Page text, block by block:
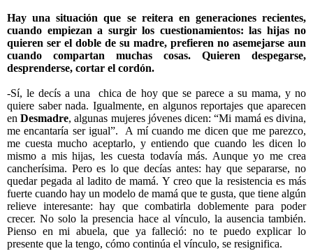
Hay una situación que se reitera en generaciones recientes,
cuando empiezan a surgir los cuestionamientos: las hijas no
quieren ser el doble de su madre, prefieren no asemejarse aun
cuando compartan muchas cosas. Quieren despegarse,
desprenderse, cortar el cordón.
-Sí, le decís a una
chica de hoy que se parece a su mama, y no
quiere saber nada. Igualmente, en algunos reportajes que aparecen
enDesmadre, algunas mujeres jóvenes dicen: “Mi mamá es divina,
me encantaría ser igual”.
A mí cuando me dicen que me parezco,
me cuesta mucho aceptarlo, y entiendo que cuando les dicen lo
mismo a mis hijas, les cuesta todavía más. Aunque yo me crea
cancherísima. Pero es lo que decías antes: hay que separarse, no
quedar pegada al ladito de mamá. Y creo que la resistencia es más
fuerte cuando hay un modelo de mamá que te gusta, que tiene algún
relieve interesante: hay que combatirla doblemente para poder
crecer. No solo la presencia hace al vínculo, la ausencia también.
Pienso en mi abuela, que ya falleció: no te puedo explicar lo
presente que la tengo, cómo continúa el vínculo, se resignifica.